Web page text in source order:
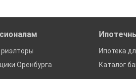
Оренбурга
Ипотека
Каталог